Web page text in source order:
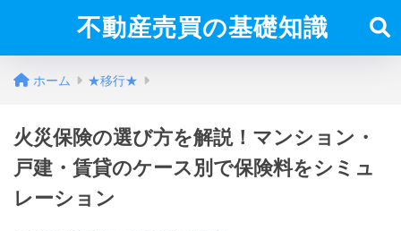
不動産売買の基礎知識
ホーム ★移行★
火災保険の選び方を解説！マンション・
戸建・賃貸のケース別で保険料をシミュ
レーション